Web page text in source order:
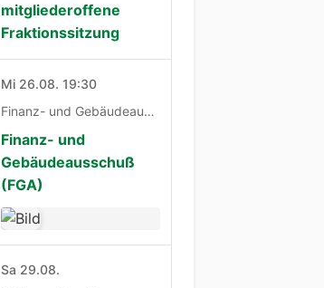
mitgliederoffene
Fraktionssitzung
Mi 26.08. 19:30
Finanz- und Gebäudeausschuß
Finanz- und
Gebäudeausschuß
(FGA)
Sa 29.08.